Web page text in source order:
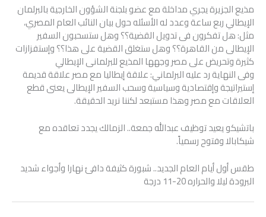
مذيع الجزيرة يجري مداخلة مع عضو بلجنة الشؤون الخارجية بالبرلمان
الإيطالي ربع ساعة وعدد له الأسئله حول بيان النائب العام المصري،
مثل: هل تفكرون فى تدويل القضية؟؟ وهل ستسحبون السفير
الإيطالى من القاهرة؟؟ وهل ستغلق القضية على هذا؟؟ وإستفزازات
كثيرة وتحريض على مصر وجهها المذيع للبرلمانى الإيطالي
وفى النهاية رد عليه البرلماني: علاقة إيطاليا مع مصر علاقة قديمة
إستيراتيجة وإقتصادية وسياسية وسحب السفير الإيطالى يعنى قطع
العلاقات مع مصر وهذا مستبعد لكننا نريد الحقيقة.
باتشيكو يعيد توظيف عبدالله جمعة.. الزمالك يجدد تعاقده مع
شيكابالا وفتوح رسمياً.
طقس أول أيام العام الجديد.. شبورة كثيفة دافئ نهارا وأجواء شديد
البرودة ليلا والحراره 20-11 درجة